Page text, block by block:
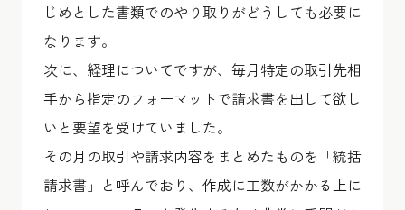
じめとした書類でのやり取りがどうしても必要に
なります。
次に、経理についてですが、毎月特定の取引先相
手から指定のフォーマットで請求書を出して欲し
いと要望を受けていました。
その月の取引や請求内容をまとめたものを「統括
請求書」と呼んでおり、作成に工数がかかる上に